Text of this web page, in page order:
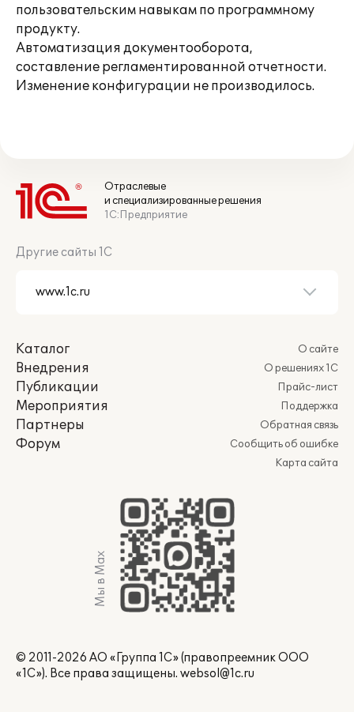
пользовательским навыкам по программному
продукту.
Автоматизация документооборота,
составление регламентированной отчетности.
Изменение конфигурации не производилось.
Отраслевые
и специализированные решения
1С:Предприятие
Другие сайты 1С
Каталог
Внедрения
Публикации
Мероприятия
Партнеры
Форум
О сайте
О решениях 1С
Прайс-лист
Поддержка
Обратная связь
Сообщить об ошибке
Карта сайта
Мы в Max
© 2011-2026 АО «Группа 1С» (правопреемник ООО
«1С»). Все права защищены. websol@1c.ru